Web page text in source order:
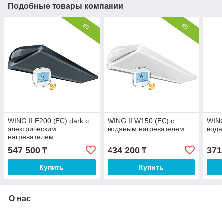
Подобные товары компании
WING II E200 (EC) dark с
электрическим
нагревателем
547 500 ₸
Купить
WING II W150 (EC) с
водяным нагревателем
434 200₸
Купить
О нас